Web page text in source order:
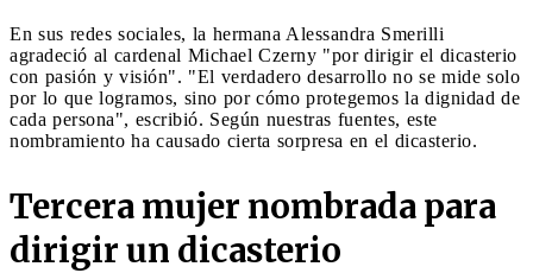
En sus redes sociales, la hermana Alessandra Smerilli
agradeció al cardenal Michael Czerny "por dirigir el dicasterio
con pasión y visión". "El verdadero desarrollo no se mide solo
por lo que logramos, sino por cómo protegemos la dignidad de
cada persona", escribió. Según nuestras fuentes, este
nombramiento ha causado cierta sorpresa en el dicasterio.
Tercera mujer nombrada para
dirigir un dicasterio